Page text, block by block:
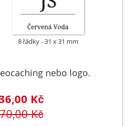
8 řádky 31 x 31 mm
nebo logo.
Kč
Kč